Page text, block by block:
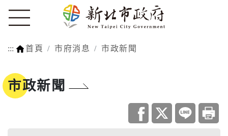
::: 首頁 市府消息 市政新聞
市政新聞